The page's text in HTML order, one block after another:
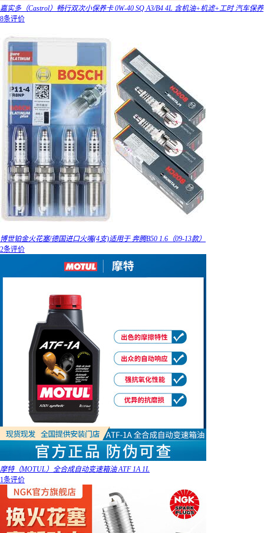
嘉实多（Castrol）畅行双次小保养卡 0W-40 SQ A3/B4 4L 含机油+机滤+工时 汽车保养
8条评价
博世铂金火花塞/德国进口火嘴(4支)适用于 奔腾B50 1.6（09-13款）
2条评价
摩特（MOTUL）全合成自动变速箱油 ATF 1A 1L
1条评价